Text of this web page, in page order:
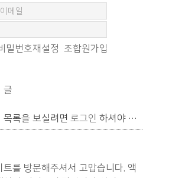
밀번호재설정 조합원가입
글
목록을 보실려면 로그인 하셔야 합니다.
트를 방문해주셔서 고맙습니다. 액